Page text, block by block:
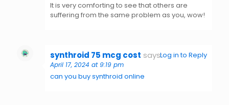
It is very comforting to see that others are
suffering from the same problem as you, wow!
synthroid 75 mcg cost says:
April 17, 2024 at 9:19 pm
can you buy synthroid online
Log in to Reply